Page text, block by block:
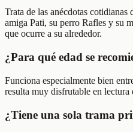
Trata de las anécdotas
amiga Pati, su perro Rafles y su
que ocurre a su alrededor.
¿Para qué edad se
Funciona especialmente bien
resulta muy disfrutable en
¿Tiene una sola trama